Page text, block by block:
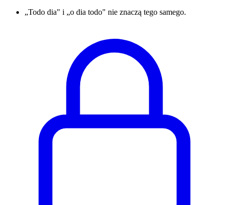
„Todo dia" i „o dia todo" nie znaczą tego samego.